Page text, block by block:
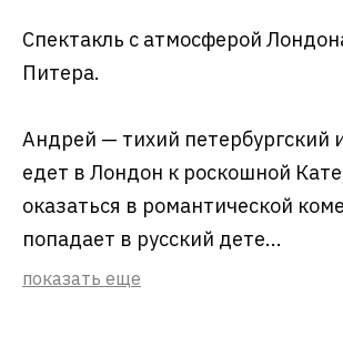
Спектакль с атмосферой
Питера.
Андрей — тихий петербургский
едет в Лондон к роскошной
оказаться в романтической
попадает в русский дете...
показать еще